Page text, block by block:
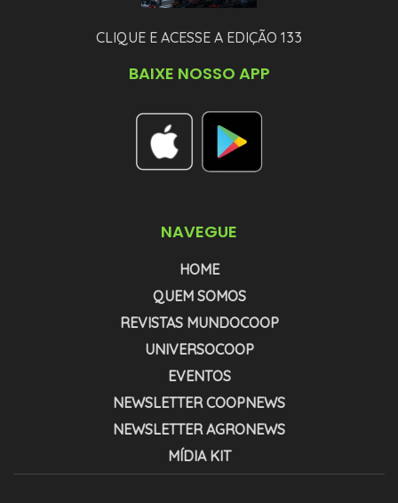
CLIQUE E ACESSE A EDIÇÃO 133
BAIXE NOSSO APP
NAVEGUE
HOME
QUEM SOMOS
REVISTAS MUNDOCOOP
UNIVERSOCOOP
EVENTOS
NEWSLETTER COOPNEWS
NEWSLETTER AGRONEWS
MÍDIA KIT